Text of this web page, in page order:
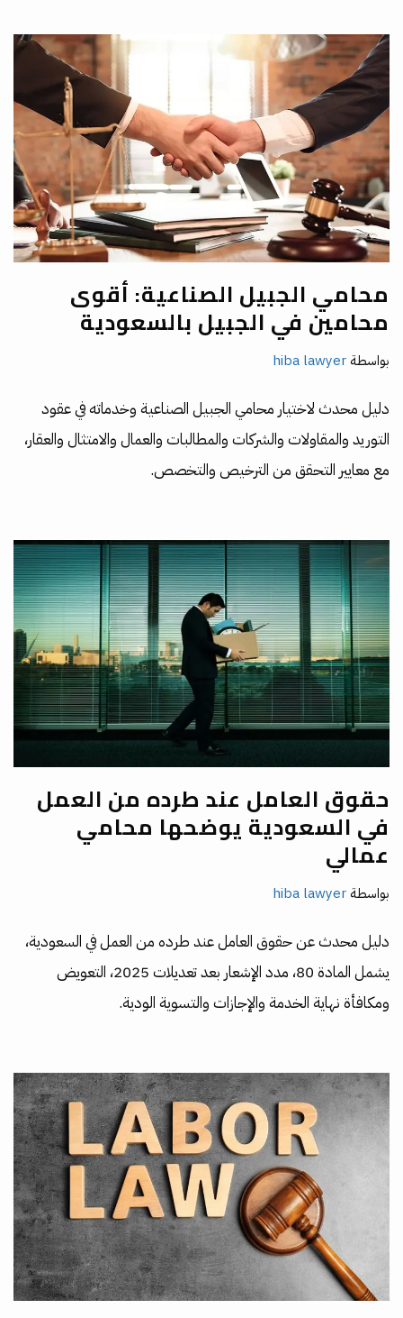
محامي الجبيل الصناعية: أقوى
محامين في الجبيل بالسعودية
بواسطة hiba lawyer
دليل محدث لاختيار محامي الجبيل الصناعية وخدماته في عقود
التوريد والمقاولات والشركات والمطالبات والعمال والامتثال والعقار،
مع معايير التحقق من الترخيص والتخصص.
حقوق العامل عند طرده من العمل
في السعودية يوضحها محامي
عمالي
بواسطة hiba lawyer
دليل محدث عن حقوق العامل عند طرده من العمل في السعودية،
يشمل المادة 80، مدد الإشعار بعد تعديلات 2025، التعويض
ومكافأة نهاية الخدمة والإجازات والتسوية الودية.